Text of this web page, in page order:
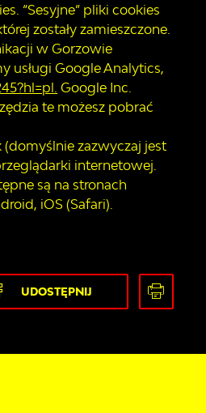
“Sesyjne” pliki cookies
zostały zamieszczone.
w Gorzowie
usługi Google Analytics,
Google Inc.
te możesz pobrać
(domyślnie zazwyczaj jest
internetowej.
są na stronach
iOS (Safari).
UDOSTĘPNIJ